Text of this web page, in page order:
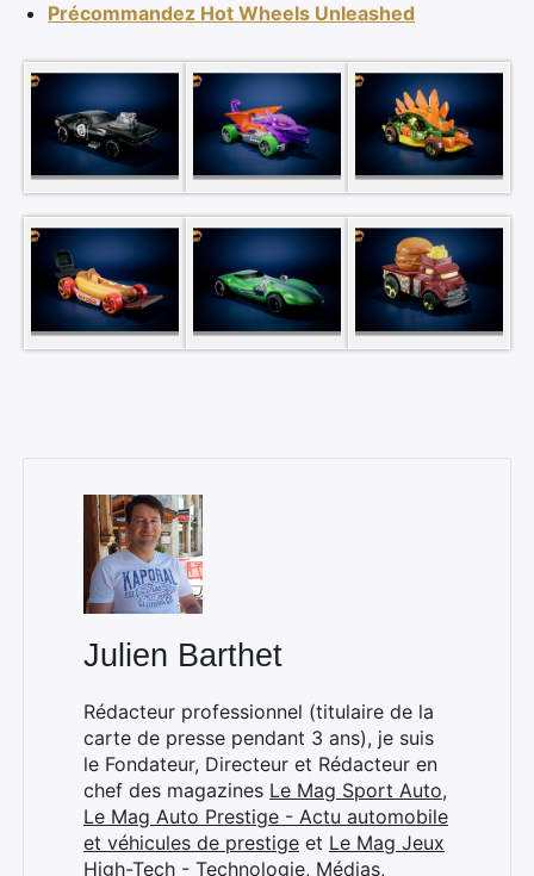
Précommandez Hot Wheels Unleashed
Julien Barthet
Rédacteur professionnel (titulaire de la
carte de presse pendant 3 ans), je suis
le Fondateur, Directeur et Rédacteur en
chef des magazines Le Mag Sport Auto,
Le Mag Auto Prestige - Actu automobile
et véhicules de prestige et Le Mag Jeux
High-Tech - Technologie, Médias,